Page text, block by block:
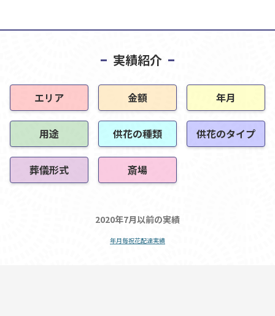
実績紹介
エリア 金額 年月
用途 供花の種類 供花のタイプ
葬儀形式 斎場
2020年7月以前の実績
年月毎祝花配達実績